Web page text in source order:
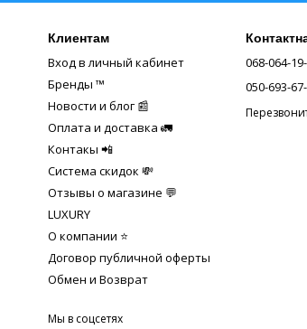
Клиентам
Вход в личный кабинет
Бренды ™️
Новости и блог 📰
Оплата и доставка 🚛
Контакы 📲
Система скидок 💸
Отзывы о магазине 💬
LUXURY
О компании ⭐
Договор публичной оферты
Обмен и Возврат
Мы в соцсетях
068-064-
050-693-